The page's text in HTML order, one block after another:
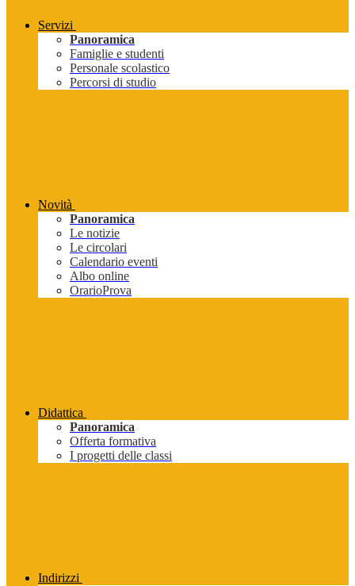
Servizi
Panoramica
Famiglie e studenti
Personale scolastico
Percorsi di studio
Novità
Panoramica
Le notizie
Le circolari
Calendario eventi
Albo online
OrarioProva
Didattica
Panoramica
Offerta formativa
I progetti delle classi
Indirizzi